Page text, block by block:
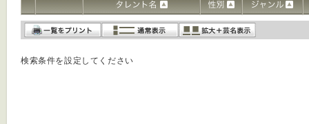
検索条件を設定してください